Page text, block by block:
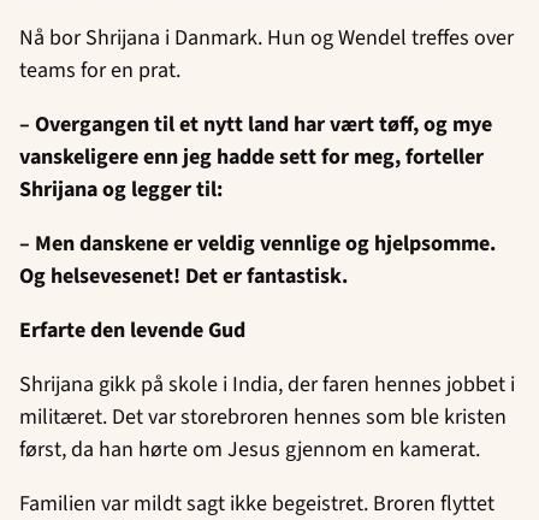
Nå bor Shrijana i Danmark. Hun og Wendel treffes over
teams for en prat.
– Overgangen til et nytt land har vært tøff, og mye
vanskeligere enn jeg hadde sett for meg, forteller
Shrijana og legger til:
– Men danskene er veldig vennlige og hjelpsomme.
Og helsevesenet! Det er fantastisk.
Erfarte den levende Gud
Shrijana gikk på skole i India, der faren hennes jobbet i
militæret. Det var storebroren hennes som ble kristen
først, da han hørte om Jesus gjennom en kamerat.
Familien var mildt sagt ikke begeistret. Broren flyttet